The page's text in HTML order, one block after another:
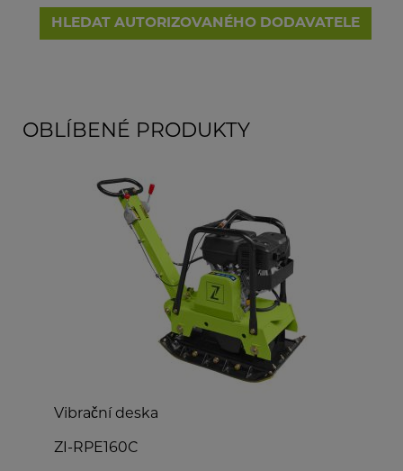
HLEDAT AUTORIZOVANÉHO DODAVATELE
OBLÍBENÉ PRODUKTY
Vibrační deska
ZI-RPE160C